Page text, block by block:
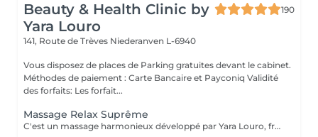
Beauty & Health Clinic by
Yara Louro
190
141, Route de Trèves Niederanven L-6940
Vous disposez de places de Parking gratuites devant le cabinet.
Méthodes de paiement : Carte Bancaire et Payconiq Validité
des forfaits: Les forfait...
Massage Relax Suprême
C'est un massage harmonieux développé par Yara Louro, fruit de ses années d'expérience. Ce massage qui rassure le corps, l'esprit et l'âme, a été particulièrement développé pour fournir une relaxation totale des sens, vous transportant vers un état de bien-être parfait. Vous découvrirez tous ses secrets lors de votre séance.